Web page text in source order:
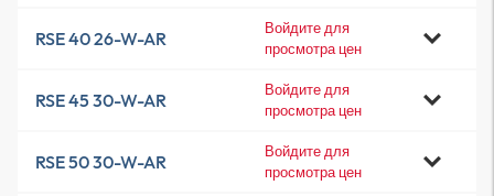
RSE 40 26-W-AR
Войдите для
просмотра цен
RSE 45 30-W-AR
Войдите для
просмотра цен
RSE 50 30-W-AR
Войдите для
просмотра цен